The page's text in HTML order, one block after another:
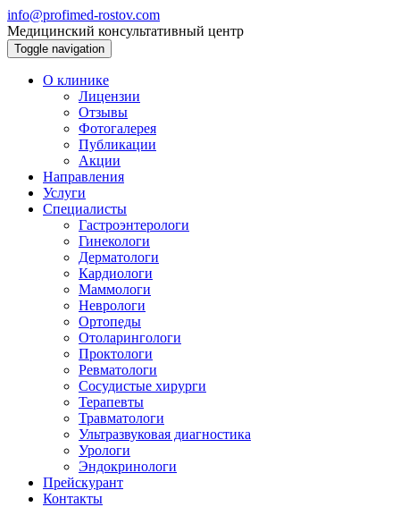
info@profimed-rostov.com
Медицинский консультативный центр
Toggle navigation
О клинике
Лицензии
Отзывы
Фотогалерея
Публикации
Акции
Направления
Услуги
Специалисты
Гастроэнтерологи
Гинекологи
Дерматологи
Кардиологи
Маммологи
Неврологи
Ортопеды
Отоларингологи
Проктологи
Ревматологи
Сосудистые хирурги
Терапевты
Травматологи
Ультразвуковая диагностика
Урологи
Эндокринологи
Прейскурант
Контакты